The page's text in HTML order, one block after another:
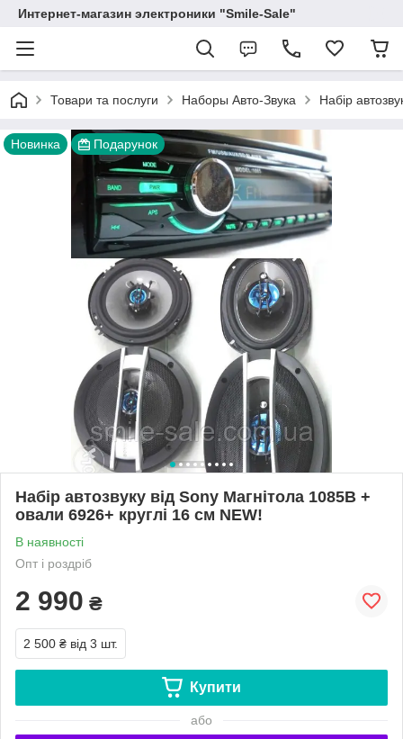
Интернет-магазин электроники "Smile-Sale"
Товари та послуги Наборы Авто-Звука Набір
Новинка Подарунок
Набір автозвуку від Sony Магнітола 1085B +
овали 6926+ круглі 16 см NEW!
В наявності
Опт і роздріб
2 990 ₴
2 500 ₴ від 3 шт.
Купити
або